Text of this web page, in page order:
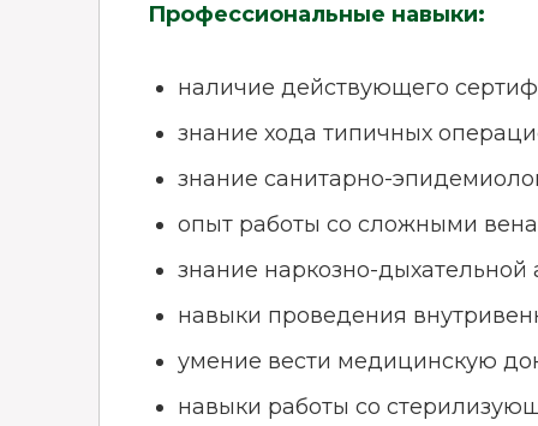
Профессиональные навыки:
наличие действующего
знание хода типичных
знание санитарно-
опыт работы со сложными
знание наркозно-дыхательной
навыки проведения
умение вести медицинскую
навыки работы со